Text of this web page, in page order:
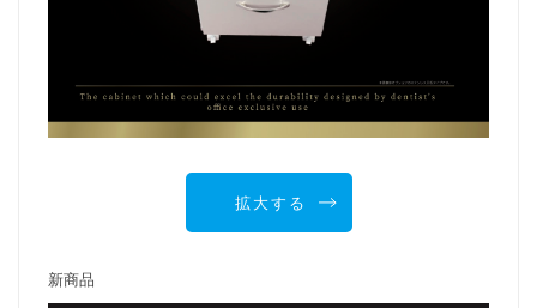
拡大する
新商品